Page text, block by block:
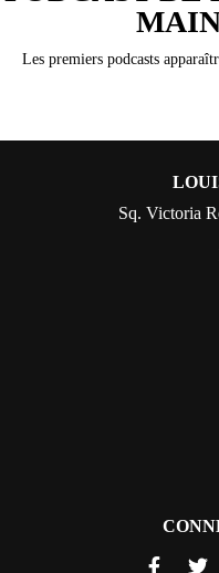
Les premiers podcasts
Sq. Victoria